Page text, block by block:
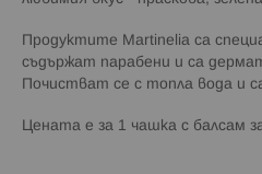
Продуктите Martinelia са
съдържат парабени и са
Почистват се с топла вода и
Цената е за 1 чашка с балсам